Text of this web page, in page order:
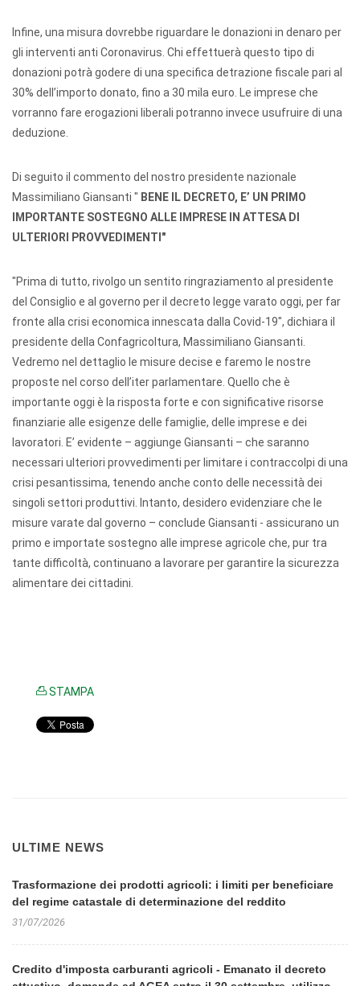
Infine, una misura dovrebbe riguardare le donazioni in denaro per
gli interventi anti Coronavirus. Chi effettuerà questo tipo di
donazioni potrà godere di una specifica detrazione fiscale pari al
30% dell’importo donato, fino a 30 mila euro. Le imprese che
vorranno fare erogazioni liberali potranno invece usufruire di una
deduzione.
Di seguito il commento del nostro presidente nazionale
Massimiliano Giansanti " BENE IL DECRETO, E’ UN PRIMO
IMPORTANTE SOSTEGNO ALLE IMPRESE IN ATTESA DI
ULTERIORI PROVVEDIMENTI"
"Prima di tutto, rivolgo un sentito ringraziamento al presidente
del Consiglio e al governo per il decreto legge varato oggi, per far
fronte alla crisi economica innescata dalla Covid-19", dichiara il
presidente della Confagricoltura, Massimiliano Giansanti.
Vedremo nel dettaglio le misure decise e faremo le nostre
proposte nel corso dell’iter parlamentare. Quello che è
importante oggi è la risposta forte e con significative risorse
finanziarie alle esigenze delle famiglie, delle imprese e dei
lavoratori. E’ evidente – aggiunge Giansanti – che saranno
necessari ulteriori provvedimenti per limitare i contraccolpi di una
crisi pesantissima, tenendo anche conto delle necessità dei
singoli settori produttivi. Intanto, desidero evidenziare che le
misure varate dal governo – conclude Giansanti - assicurano un
primo e importate sostegno alle imprese agricole che, pur tra
tante difficoltà, continuano a lavorare per garantire la sicurezza
alimentare dei cittadini.
STAMPA
ULTIME NEWS
Trasformazione dei prodotti agricoli: i limiti per beneficiare
del regime catastale di determinazione del reddito
31/07/2026
Credito d'imposta carburanti agricoli - Emanato il decreto